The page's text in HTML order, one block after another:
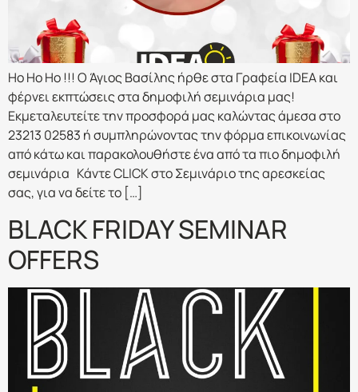
Ho Ho Ho !!! O Άγιος Βασίλης ήρθε στα Γραφεία IDEA και
φέρνει εκπτώσεις στα δημοφιλή σεμινάρια μας!
Εκμεταλευτείτε την προσφορά μας καλώντας άμεσα στο
23213 02583 ή συμπληρώνοντας την φόρμα επικοινωνίας
από κάτω και παρακολουθήστε ένα από τα πιο δημοφιλή
σεμινάρια Κάντε CLICK στο Σεμινάριο της αρεσκείας
σας, για να δείτε το […]
BLACK FRIDAY SEMINAR
OFFERS